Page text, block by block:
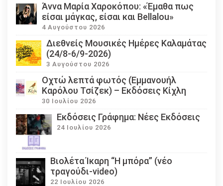
Άννα Μαρία Χαροκόπου: «Έμαθα πως
είσαι μάγκας, είσαι και Bellalou»
4 Αυγούστου 2026
Διεθνείς Μουσικές Ημέρες Καλαμάτας
(24/8-6/9-2026)
3 Αυγούστου 2026
Οχτώ λεπτά φωτός (Εμμανουήλ
Καρόλου Τσίζεκ) – Εκδόσεις Κίχλη
30 Ιουλίου 2026
Εκδόσεις Γράφημα: Νέες Εκδόσεις
24 Ιουλίου 2026
Βιολέτα Ίκαρη “Η μπόρα” (νέο
τραγούδι-video)
22 Ιουλίου 2026